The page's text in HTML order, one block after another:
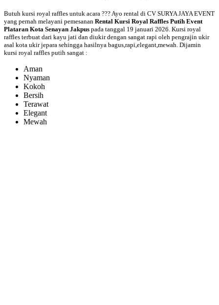
Butuh kursi royal raffles untuk acara ??? Ayo rental di CV SURYA JAYA EVENT
yang pernah melayani pemesanan Rental Kursi Royal Raffles Putih Event
Plataran Kota Senayan Jakpus pada tanggal 19 januari 2026. Kursi royal
raffles terbuat dari kayu jati dan diukir dengan sangat rapi oleh pengrajin ukir
asal kota ukir jepara sehingga hasilnya bagus,rapi,elegant,mewah. Dijamin
kursi royal raffles putih sangat :
Aman
Nyaman
Kokoh
Bersih
Terawat
Elegant
Mewah